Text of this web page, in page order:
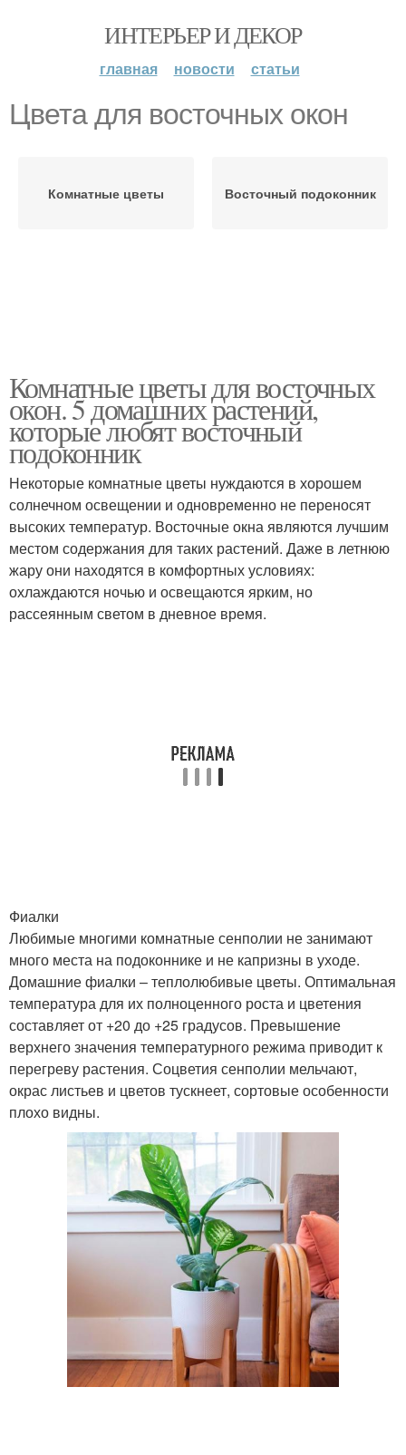
ИНТЕРЬЕР И ДЕКОР
главная новости статьи
Цвета для восточных окон
Комнатные цветы Восточный подоконник
Комнатные цветы для восточных
окон. 5 домашних растений,
которые любят восточный
подоконник
Некоторые комнатные цветы нуждаются в хорошем
солнечном освещении и одновременно не переносят
высоких температур. Восточные окна являются лучшим
местом содержания для таких растений. Даже в летнюю
жару они находятся в комфортных условиях:
охлаждаются ночью и освещаются ярким, но
рассеянным светом в дневное время.
Фиалки
Любимые многими комнатные сенполии не занимают
много места на подоконнике и не капризны в уходе.
Домашние фиалки – теплолюбивые цветы. Оптимальная
температура для их полноценного роста и цветения
составляет от +20 до +25 градусов. Превышение
верхнего значения температурного режима приводит к
перегреву растения. Соцветия сенполии мельчают,
окрас листьев и цветов тускнеет, сортовые особенности
плохо видны.